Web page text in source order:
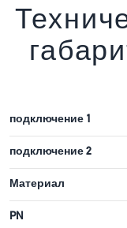
подключение 1
подключение 2
Материал
PN